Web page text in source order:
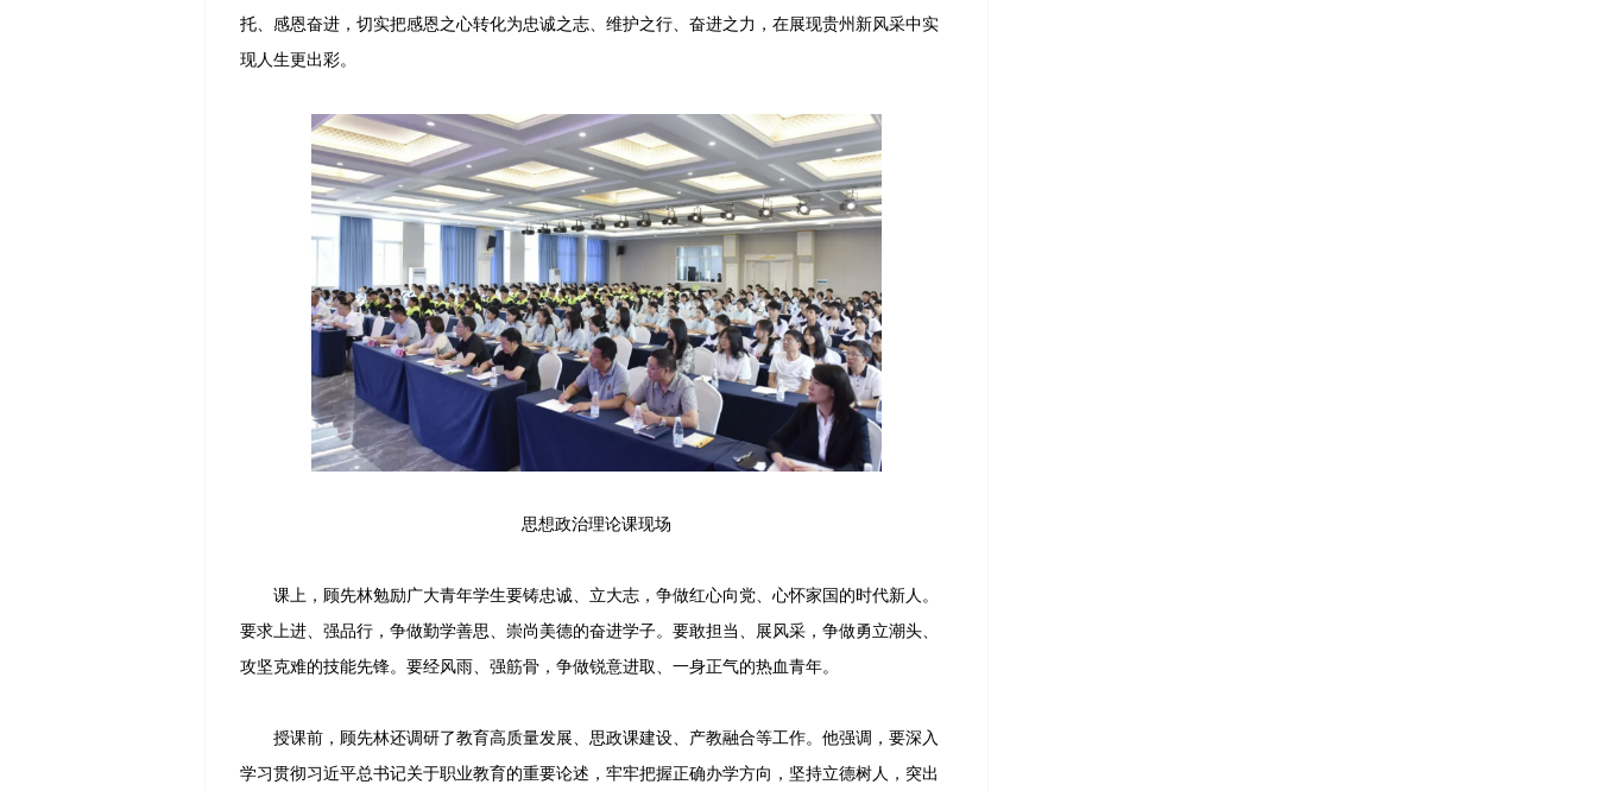
托、感恩奋进，切实把感恩之心转化为忠诚之志、维护之行、奋进之力，在展现贵州新风采中实
现人生更出彩。
思想政治理论课现场
课上，顾先林勉励广大青年学生要铸忠诚、立大志，争做红心向党、心怀家国的时代新人。
要求上进、强品行，争做勤学善思、崇尚美德的奋进学子。要敢担当、展风采，争做勇立潮头、
攻坚克难的技能先锋。要经风雨、强筋骨，争做锐意进取、一身正气的热血青年。
授课前，顾先林还调研了教育高质量发展、思政课建设、产教融合等工作。他强调，要深入
学习贯彻习近平总书记关于职业教育的重要论述，牢牢把握正确办学方向，坚持立德树人，突出